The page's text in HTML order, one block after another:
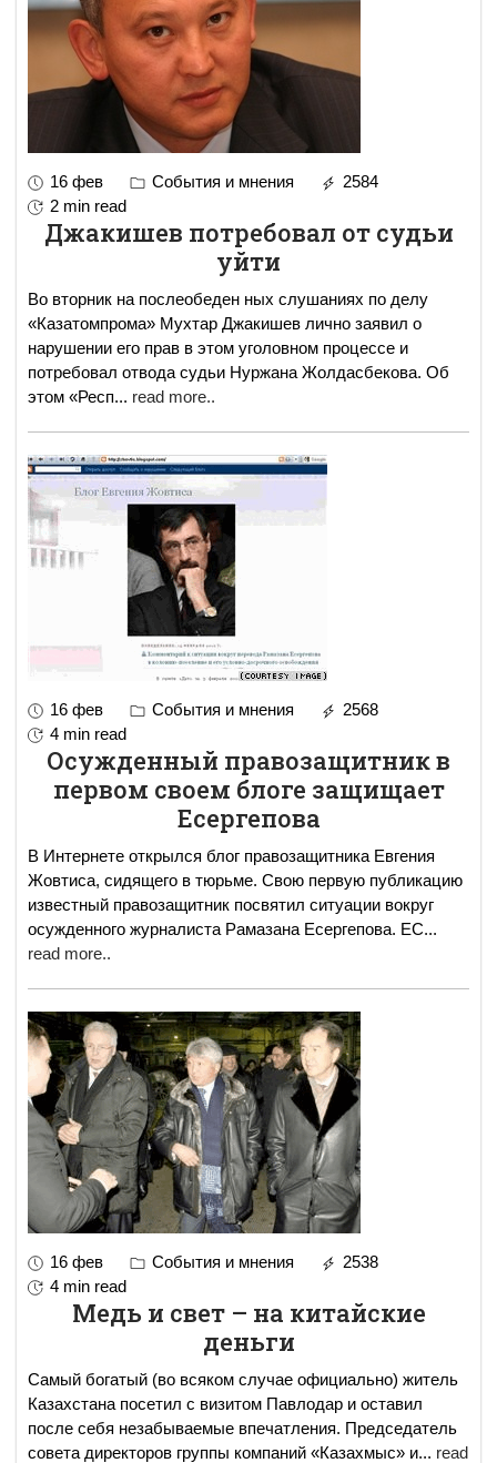
16 фев События и мнения
2584
2 min read
Джакишев потребовал от судьи
уйти
Во вторник на послеобеден ных слушаниях по делу
«Казатомпрома» Мухтар Джакишев лично заявил о
нарушении его прав в этом уголовном процессе и
потребовал отвода судьи Нуржана Жолдасбекова. Об
этом «Респ... read more..
16 фев События и мнения
2568
4 min read
Осужденный правозащитник в
первом своем блоге защищает
Есергепова
В Интернете открылся блог правозащитника Евгения
Жовтиса, сидящего в тюрьме. Свою первую публикацию
известный правозащитник посвятил ситуации вокруг
осужденного журналиста Рамазана Есергепова. ЕС...
read more..
16 фев События и мнения
2538
4 min read
Медь и свет – на китайские
деньги
Самый богатый (во всяком случае официально) житель
Казахстана посетил с визитом Павлодар и оставил
после себя незабываемые впечатления. Председатель
совета директоров группы компаний «Казахмыс» и... read